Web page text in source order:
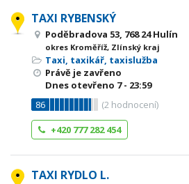
TAXI RYBENSKÝ
Poděbradova 53, 768 24 Hulín
okres Kroměříž, Zlínský kraj
Taxi, taxikář, taxislužba
Právě je zavřeno
Dnes otevřeno 7 - 23:59
86
(2 hodnocení)
+420 777 282 454
TAXI RYDLO L.